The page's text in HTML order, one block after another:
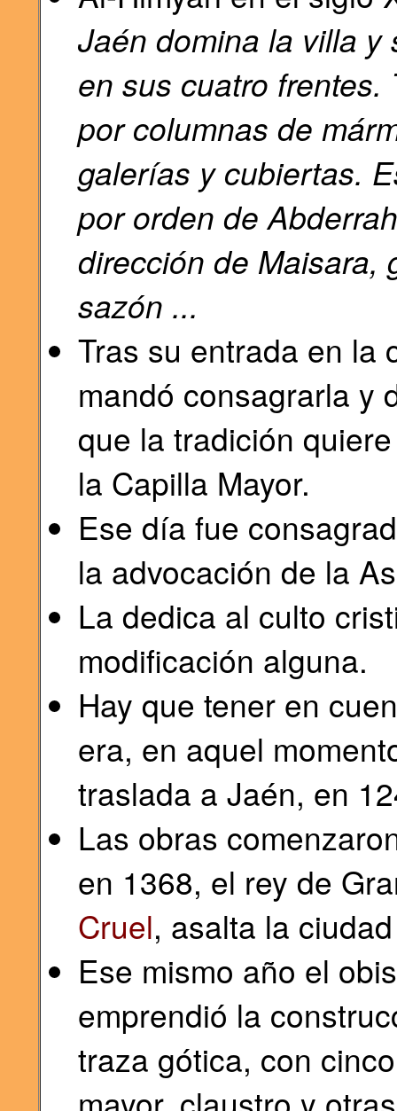
Jaén domina la villa
en sus cuatro
por columnas de
galerías y cubiertas.
por orden de
dirección de Maisara,
sazón ...
Tras su entrada en la
mandó consagrarla y
que la tradición
la Capilla Mayor.
Ese día fue
la advocación de la
La dedica al culto
modificación alguna.
Hay que tener en
era, en aquel
traslada a Jaén, en
Las obras
en 1368, el rey de
Cruel, asalta la
Ese mismo año el
emprendió la
traza gótica, con